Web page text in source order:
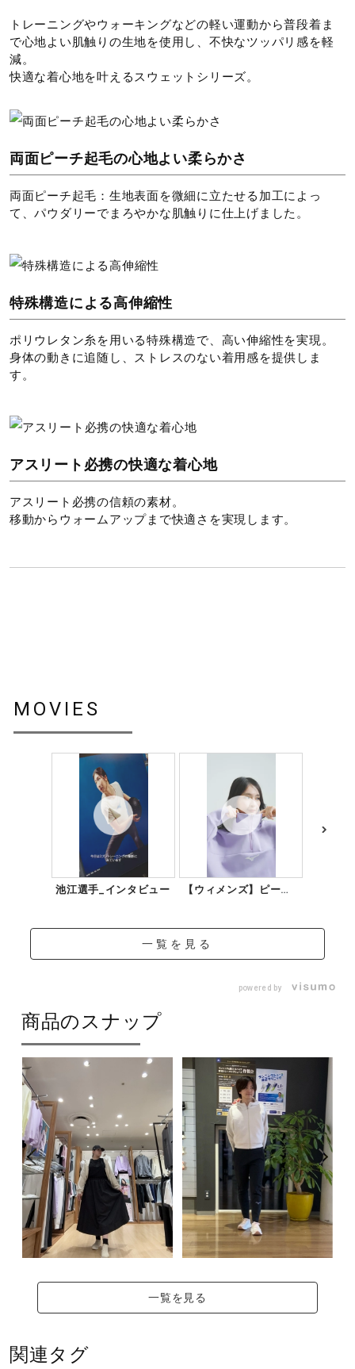
弱い操作によるウエットクリーニン
グができる
S、M、L、XL
カラー
02：オフホワイト
67：ライラックパープル
素材
材料：この商品には、リサイクルポリエステル繊維が50％
以上使用されています。
トレーニングやウォーキングなどの軽い運動から普段着ま
で心地よい肌触りの生地を使用し、不快なツッパリ感を軽
減。
快適な着心地を叶えるスウェットシリーズ。
両面ピーチ起毛の心地よい柔らかさ
両面ピーチ起毛：生地表面を微細に立たせる加工によっ
て、パウダリーでまろやかな肌触りに仕上げました。
特殊構造による高伸縮性
ポリウレタン糸を用いる特殊構造で、高い伸縮性を実現。
身体の動きに追随し、ストレスのない着用感を提供しま
す。
アスリート必携の快適な着心地
アスリート必携の信頼の素材。
移動からウォームアップまで快適さを実現します。
MOVIES
池江選手_インタビュー
【ウィメンズ】ピーチ
一覧を見る
powered by
商品のスナップ
一覧を見る
関連タグ